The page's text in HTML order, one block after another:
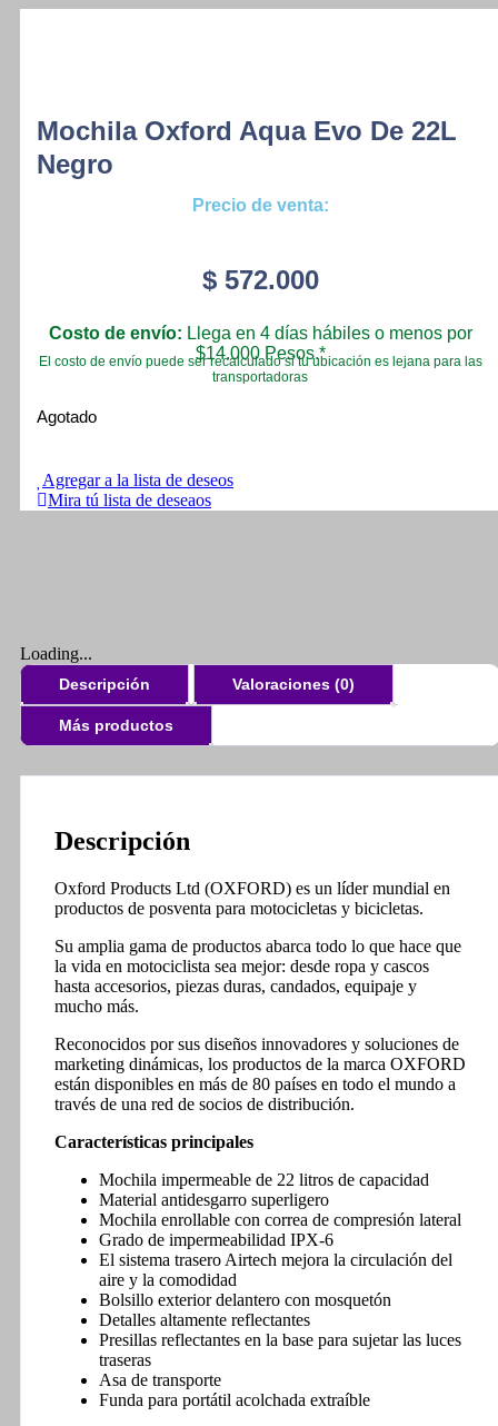
Mochila Oxford Aqua Evo De 22L
Negro
Precio de venta:
$572.000
Costo de envío: Llega en 4 días hábiles o menos por
$14.000 Pesos.*
El costo de envío puede ser recalculado si tu ubicación es lejana para las
transportadoras
Agotado
Agregar a la lista de deseos
Mira tú lista de deseaos
Loading...
Descripción Valoraciones (0)
Más productos
Descripción
Oxford Products Ltd (OXFORD) es un líder mundial en
productos de posventa para motocicletas y bicicletas.
Su amplia gama de productos abarca todo lo que hace que
la vida en motociclista sea mejor: desde ropa y cascos
hasta accesorios, piezas duras, candados, equipaje y
mucho más.
Reconocidos por sus diseños innovadores y soluciones de
marketing dinámicas, los productos de la marca OXFORD
están disponibles en más de 80 países en todo el mundo a
través de una red de socios de distribución.
Características principales
Mochila impermeable de 22 litros de capacidad
Material antidesgarro superligero
Mochila enrollable con correa de compresión lateral
Grado de impermeabilidad IPX-6
El sistema trasero Airtech mejora la circulación del
aire y la comodidad
Bolsillo exterior delantero con mosquetón
Detalles altamente reflectantes
Presillas reflectantes en la base para sujetar las luces
traseras
Asa de transporte
Funda para portátil acolchada extraíble